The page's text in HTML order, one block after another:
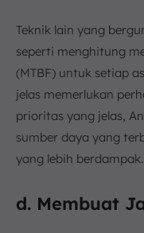
Teknik lain yang
seperti menghitung
(MTBF) untuk setiap
jelas memerlukan
prioritas yang jelas,
sumber daya yang
yang lebih berdampak.
d. Membuat